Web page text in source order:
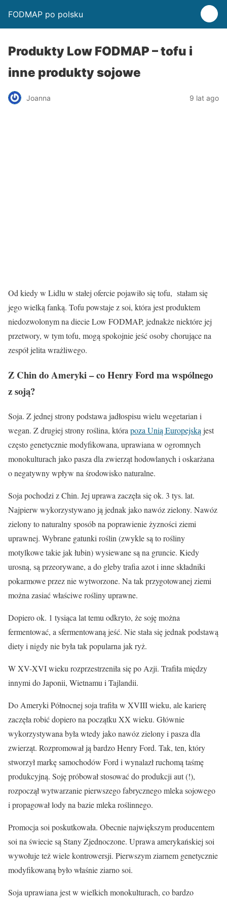
FODMAP po polsku
Produkty Low FODMAP – tofu i
inne produkty sojowe
Joanna 9 lat ago
Od kiedy w Lidlu w stałej ofercie pojawiło się tofu, stałam się
jego wielką fanką. Tofu powstaje z soi, która jest produktem
niedozwolonym na diecie Low FODMAP, jednakże niektóre jej
przetwory, w tym tofu, mogą spokojnie jeść osoby chorujące na
zespół jelita wrażliwego.
Z Chin do Ameryki – co Henry Ford ma wspólnego
z soją?
Soja. Z jednej strony podstawa jadłospisu wielu wegetarian i
wegan. Z drugiej strony roślina, która poza Unią Europejskąjest
często genetycznie modyfikowana, uprawiana w ogromnych
monokulturach jako pasza dla zwierząt hodowlanych i oskarżana
o negatywny wpływ na środowisko naturalne.
Soja pochodzi z Chin. Jej uprawa zaczęła się ok. 3 tys. lat.
Najpierw wykorzystywano ją jednak jako nawóz zielony. Nawóz
zielony to naturalny sposób na poprawienie żyzności ziemi
uprawnej. Wybrane gatunki roślin (zwykle są to rośliny
motylkowe takie jak łubin) wysiewane są na gruncie. Kiedy
urosną, są przeorywane, a do gleby trafia azot i inne składniki
pokarmowe przez nie wytworzone. Na tak przygotowanej ziemi
można zasiać właściwe rośliny uprawne.
Dopiero ok. 1 tysiąca lat temu odkryto, że soję można
fermentować, a sfermentowaną jeść. Nie stała się jednak podstawą
diety i nigdy nie była tak popularna jak ryż.
W XV-XVI wieku rozprzestrzeniła się po Azji. Trafiła między
innymi do Japonii, Wietnamu i Tajlandii.
Do Ameryki Północnej soja trafiła w XVIII wieku, ale karierę
zaczęła robić dopiero na początku XX wieku. Głównie
wykorzystywana była wtedy jako nawóz zielony i pasza dla
zwierząt. Rozpromował ją bardzo Henry Ford. Tak, ten, który
stworzył markę samochodów Ford i wynalazł ruchomą taśmę
produkcyjną. Soję próbował stosować do produkcji aut (!),
rozpoczął wytwarzanie pierwszego fabrycznego mleka sojowego
i propagował lody na bazie mleka roślinnego.
Promocja soi poskutkowała. Obecnie największym producentem
soi na świecie są Stany Zjednoczone. Uprawa amerykańskiej soi
wywołuje też wiele kontrowersji. Pierwszym ziarnem genetycznie
modyfikowaną było właśnie ziarno soi.
Soja uprawiana jest w wielkich monokulturach, co bardzo